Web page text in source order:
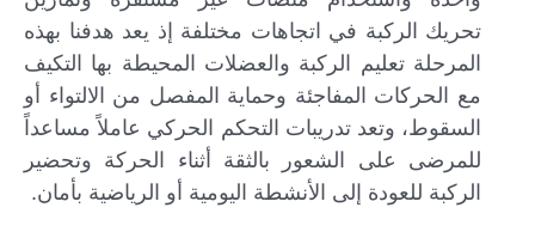
تحريك الركبة في اتجاهات مختلفة إذ يعد هدفنا بهذه
المرحلة تعليم الركبة والعضلات المحيطة بها التكيف
مع الحركات المفاجئة وحماية المفصل من الالتواء أو
السقوط، وتعد تدريبات التحكم الحركي عاملاً مساعداً
للمرضى على الشعور بالثقة أثناء الحركة وتحضير
الركبة للعودة إلى الأنشطة اليومية أو الرياضية بأمان.